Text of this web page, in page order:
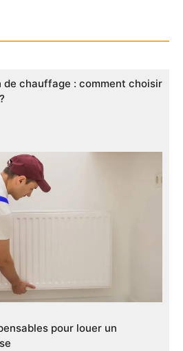
chauffage : comment choisir
pour louer un